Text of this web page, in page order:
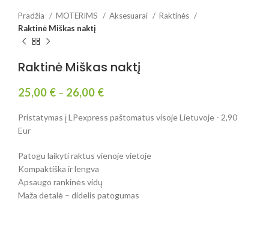
Pradžia MOTERIMS Aksesuarai
Raktinės
Raktinė Miškas naktį
Raktinė Miškas naktį
25,00 € – 26,00 €
Pristatymas į LPexpress paštomatus visoje Lietuvoje - 2,90
Eur
Patogu laikyti raktus vienoje vietoje
Kompaktiška ir lengva
Apsaugo rankinės vidų
Maža detalė – didelis patogumas